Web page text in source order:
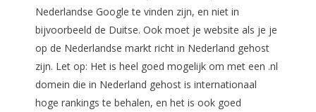
Nederlandse Google te vinden zijn, en niet in
bijvoorbeeld de Duitse. Ook moet je website als je je
op de Nederlandse markt richt in Nederland gehost
zijn. Let op: Het is heel goed mogelijk om met een .nl
domein die in Nederland gehost is internationaal
hoge rankings te behalen, en het is ook goed